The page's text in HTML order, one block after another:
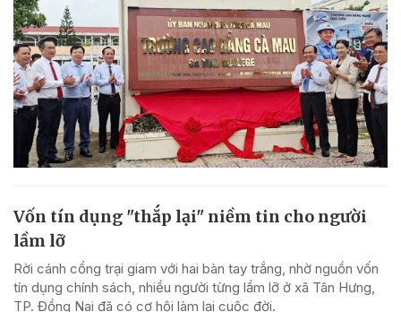
Vốn tín dụng "thắp lại" niềm tin cho người
lầm lỡ
Rời cánh cổng trại giam với hai bàn tay trắng, nhờ nguồn vốn
tín dụng chính sách, nhiều người từng lầm lỡ ở xã Tân Hưng,
TP. Đồng Nai đã có cơ hội làm lại cuộc đời.